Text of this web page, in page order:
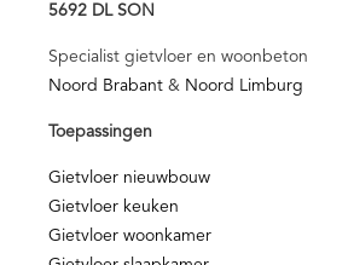
5692 DL SON
Specialist gietvloer en woonbeton
Noord Brabant & Noord Limburg
Toepassingen
Gietvloer nieuwbouw
Gietvloer keuken
Gietvloer woonkamer